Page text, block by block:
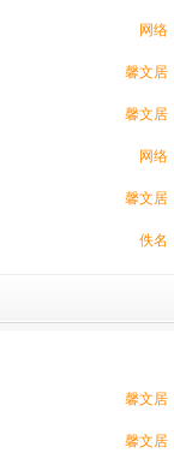
网络
馨文居
馨文居
网络
馨文居
佚名
馨文居
馨文居